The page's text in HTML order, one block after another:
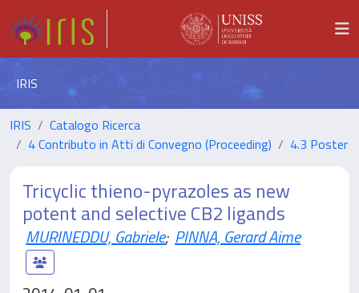
IRIS
IRIS
Catalogo Ricerca
4 Contributo in Atti di Convegno (Proceeding)
4.3 Poster
Tricyclic thieno-pyrazoles as new
potent and selective CB2 ligands
MURINEDDU, Gabriele; PINNA, Gerard Aime